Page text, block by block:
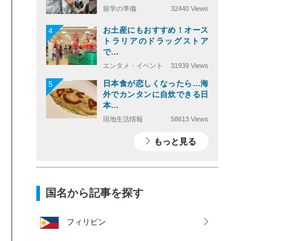
留学の準備 32440 Views
4
お土産にもおすすめ！オース
トラリアのドラッグストア
で…
エンタメ・イベント 31939 Views
5
日本食が恋しくなったら…海
外でカンタンに自炊できる日
本…
現地生活情報 58613 Views
もっと見る
国名から記事を探す
フィリピン